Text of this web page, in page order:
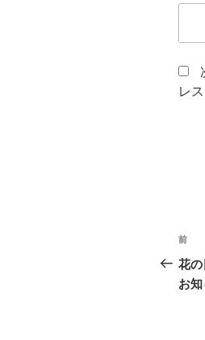
レ
投
稿
ナ
前
の
投
前
花
お